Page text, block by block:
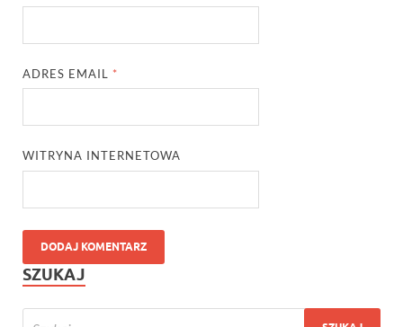
ADRES EMAIL *
WITRYNA INTERNETOWA
SZUKAJ